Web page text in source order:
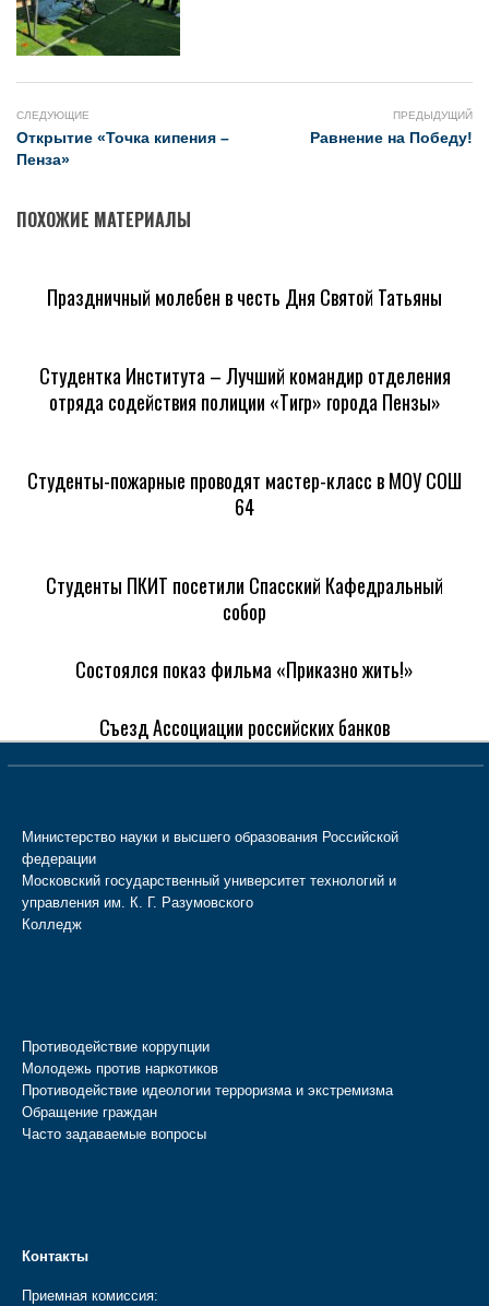
СЛЕДУЮЩИЕ
Открытие «Точка кипения –
Пенза»
ПРЕДЫДУЩИЙ
Равнение на Победу!
ПОХОЖИЕ МАТЕРИАЛЫ
Праздничный молебен в честь Дня Святой Татьяны
Студентка Института – Лучший командир отделения
отряда содействия полиции «Тигр» города Пензы»
Студенты-пожарные проводят мастер-класс в МОУ СОШ
64
Студенты ПКИТ посетили Спасский Кафедральный
собор
Состоялся показ фильма «Приказно жить!»
Съезд Ассоциации российских банков
Министерство науки и высшего образования Российской
федерации
Московский государственный университет технологий и
управления им. К. Г. Разумовского
Колледж
Противодействие коррупции
Молодежь против наркотиков
Противодействие идеологии терроризма и экстремизма
Обращение граждан
Часто задаваемые вопросы
Контакты
Приемная комиссия: